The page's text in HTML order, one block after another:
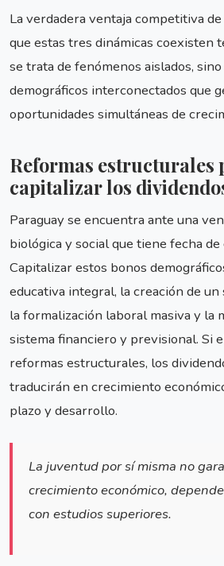
La verdadera ventaja competitiva
que estas tres dinámicas coexisten
se trata de fenómenos aislados,
demográficos interconectados que
oportunidades simultáneas de
Reformas estructurales
capitalizar los
Paraguay se encuentra ante una
biológica y social que tiene fecha de
Capitalizar estos bonos
educativa integral, la creación de un
la formalización laboral masiva y la
sistema financiero y previsional. Si
reformas estructurales, los
traducirán en crecimiento
plazo y desarrollo.
La juventud por sí misma no
crecimiento económico,
con estudios superiores.